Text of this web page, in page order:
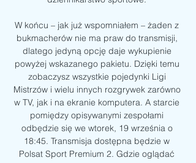
W końcu – jak już wspomniałem – żaden z
bukmacherów nie ma praw do transmisji,
dlatego jedyną opcję daje wykupienie
powyżej wskazanego pakietu. Dzięki temu
zobaczysz wszystkie pojedynki Ligi
Mistrzów i wielu innych rozgrywek zarówno
w TV, jak i na ekranie komputera. A starcie
pomiędzy opisywanymi zespołami
odbędzie się we wtorek, 19 września o
18:45. Transmisja dostępna będzie w
Polsat Sport Premium 2. Gdzie oglądać